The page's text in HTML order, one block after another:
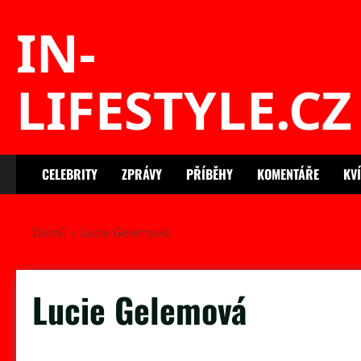
IN-
LIFESTYLE.CZ
CELEBRITY ZPRÁVY PŘÍBĚHY KOMENTÁŘE
Domů Lucie Gelemová
Lucie Gelemová